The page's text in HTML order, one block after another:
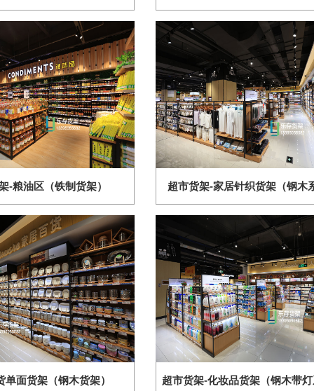
-粮油区（铁制货架） 超市货架-家居针织货架（钢木
单面货架（钢木货架） 超市货架-化妆品货架（钢木带